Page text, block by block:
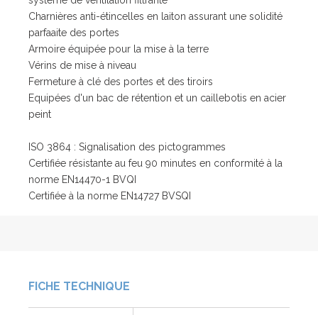
Charnières anti-étincelles en laiton assurant une solidité
parfaaite des portes
Armoire équipée pour la mise à la terre
Vérins de mise à niveau
Fermeture à clé des portes et des tiroirs
Equipées d'un bac de rétention et un caillebotis en acier
peint
ISO 3864 : Signalisation des pictogrammes
Certifiée résistante au feu 90 minutes en conformité à la
norme EN14470-1 BVQI
Certifiée à la norme EN14727 BVSQI
FICHE TECHNIQUE